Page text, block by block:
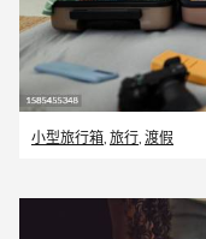
小型旅行箱, 旅行, 渡假